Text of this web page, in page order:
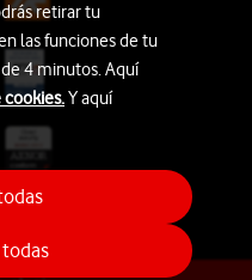
retirar tu
las funciones de tu
4 minutos. Aquí
Y aquí